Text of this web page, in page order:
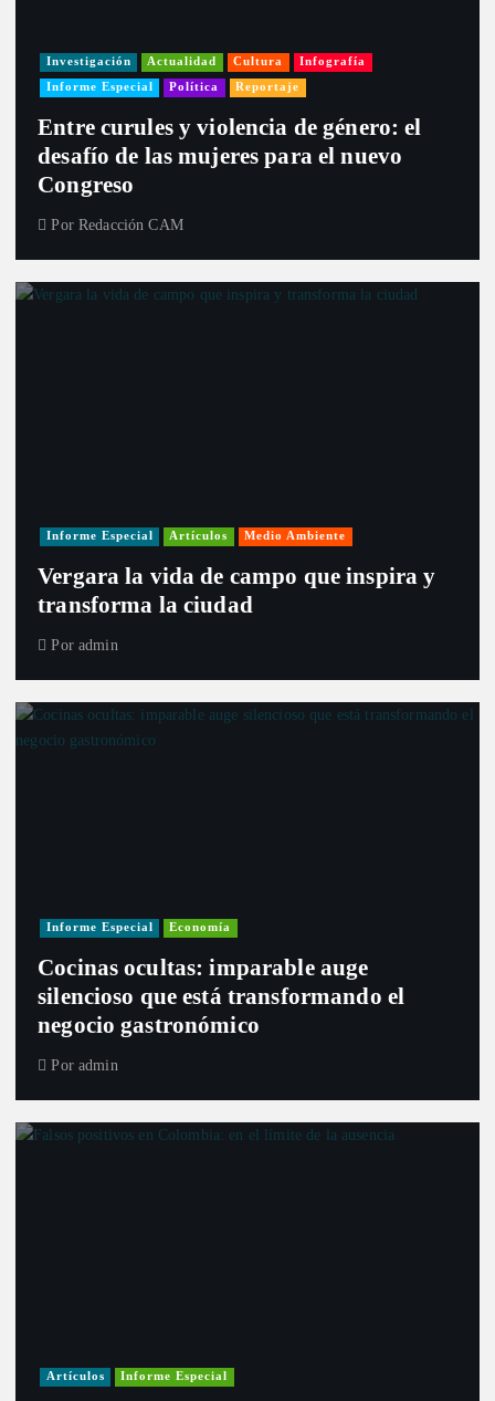
Investigación Actualidad Cultura Infografía
Informe Especial Política Reportaje
Entre curules y violencia de género: el
desafío de las mujeres para el nuevo
Congreso
Por Redacción CAM
Informe Especial Artículos Medio Ambiente
Vergara la vida de campo que inspira y
transforma la ciudad
Por admin
Informe Especial Economía
Cocinas ocultas: imparable auge
silencioso que está transformando el
negocio gastronómico
Por admin
Artículos Informe Especial